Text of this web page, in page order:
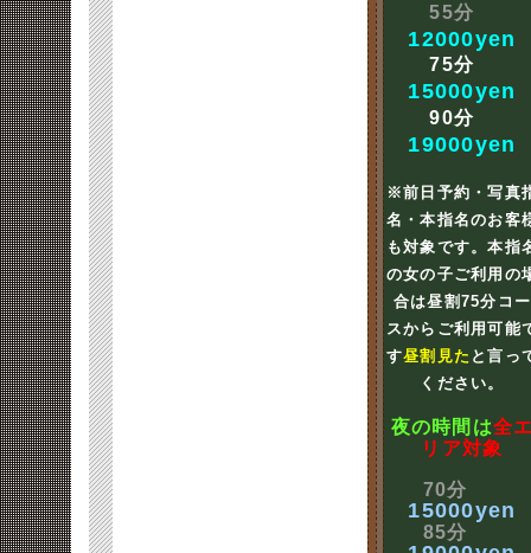
55分
12000yen
75分
15000yen
90分
19000yen
※前日予約・写真
名・本指名のお客
も対象です。本指
の女の子ご利用の
合は昼割75分コー
スからご利用可能
す昼割見た と言っ
ください。
夜の時間は全
リア対象
70分
15000yen
85分